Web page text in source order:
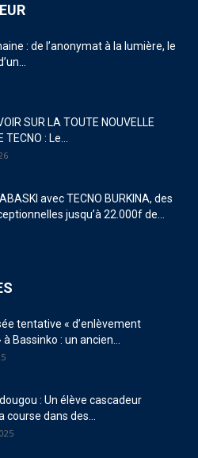
: de l’anonymat à la lumière, le
SUR LA TOUTE NOUVELLE
TECNO : Le...
avec TECNO BURKINA, des
jusqu’à 22.000f de...
tentative « d’enlèvement
Bassinko : un ancien...
: Un élève cascadeur
course dans des...